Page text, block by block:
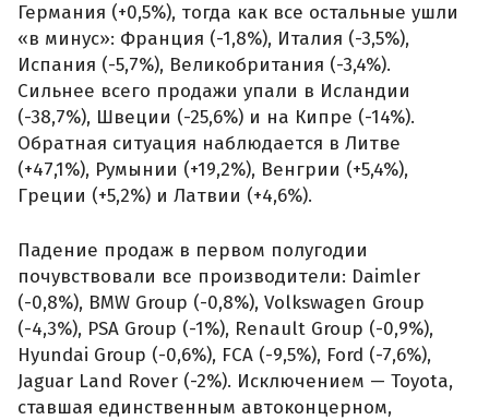
Германия (+0,5%), тогда как все остальные ушли
«в минус»: Франция (-1,8%), Италия (-3,5%),
Испания (-5,7%), Великобритания (-3,4%).
Сильнее всего продажи упали в Исландии
(-38,7%), Швеции (-25,6%) и на Кипре (-14%).
Обратная ситуация наблюдается в Литве
(+47,1%), Румынии (+19,2%), Венгрии (+5,4%),
Греции (+5,2%) и Латвии (+4,6%).
Падение продаж в первом полугодии
почувствовали все производители: Daimler
(-0,8%), BMW Group (-0,8%), Volkswagen Group
(-4,3%), PSA Group (-1%), Renault Group (-0,9%),
Hyundai Group (-0,6%), FCA (-9,5%), Ford (-7,6%),
Jaguar Land Rover (-2%). Исключением — Toyota,
ставшая единственным автоконцерном,